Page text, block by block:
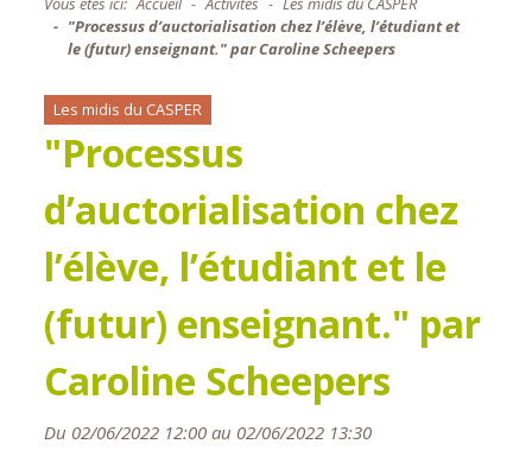
"Processus d’auctorialisation chez l’élève, l’étudiant et
le (futur) enseignant." par Caroline Scheepers
Les midis du CASPER
"Processus
d’auctorialisation chez
l’élève, l’étudiant et le
(futur) enseignant." par
Caroline Scheepers
Du 02/06/2022 12:00 au 02/06/2022 13:30